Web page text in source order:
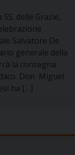
delle Grazie,
Salvatore De
generale della
la consegna
Don Miguel
ha […]